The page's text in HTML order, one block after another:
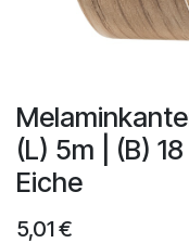
(L) 5m | (B)
Eiche
5,01€